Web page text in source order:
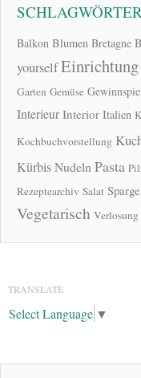
Balkon Blumen Bretagne
yourselfEinrichtung
Garten Gemüse
Interieur Interior Italien
Kochbuchvorstellung
KürbisNudeln Pasta
Rezeptearchiv Salat
Vegetarisch Verlosung
TRANSLATE
Select Language ▼